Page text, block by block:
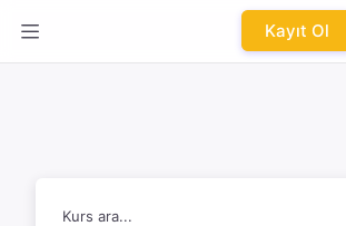
Kayıt Ol
Kurs ara...